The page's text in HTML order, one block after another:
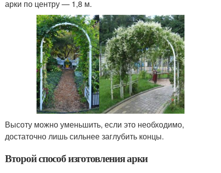
арки по центру — 1,8 м.
Высоту можно уменьшить, если это необходимо,
достаточно лишь сильнее заглубить концы.
Второй способ изготовления арки